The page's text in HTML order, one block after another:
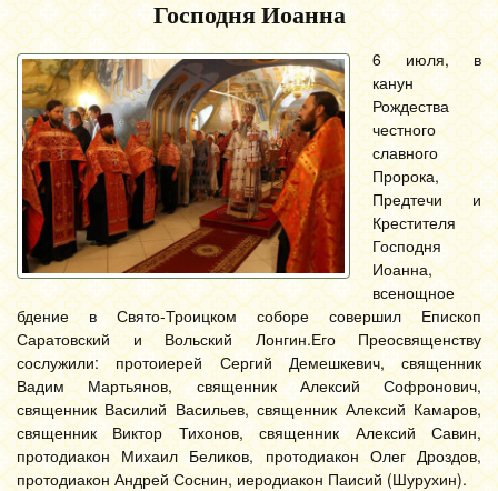
Господня Иоанна
6 июля, в
канун
Рождества
честного
славного
Пророка,
Предтечи и
Крестителя
Господня
Иоанна,
всенощное
бдение в Свято-Троицком соборе совершил Епископ
Саратовский и Вольский Лонгин.Его Преосвященству
сослужили: протоиерей Сергий Демешкевич, священник
Вадим Мартьянов, священник Алексий Софронович,
священник Василий Васильев, священник Алексий Камаров,
священник Виктор Тихонов, священник Алексий Савин,
протодиакон Михаил Беликов, протодиакон Олег Дроздов,
протодиакон Андрей Соснин, иеродиакон Паисий (Шурухин).